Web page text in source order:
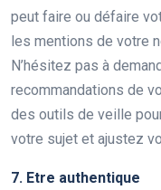
peut faire ou défaire
les mentions de votre
N’hésitez pas à
recommandations de
des outils de veille
votre sujet et ajustez
7. Etre authentique